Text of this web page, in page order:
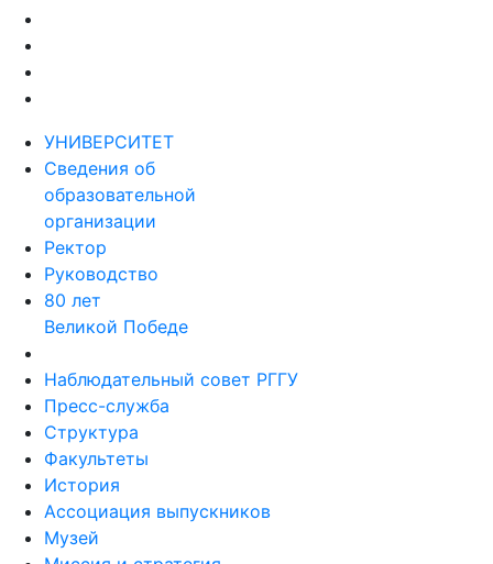
УНИВЕРСИТЕТ
Сведения об
образовательной
организации
Ректор
Руководство
80 лет
Великой Победе
Наблюдательный совет РГГУ
Пресс-служба
Структура
Факультеты
История
Ассоциация выпускников
Музей